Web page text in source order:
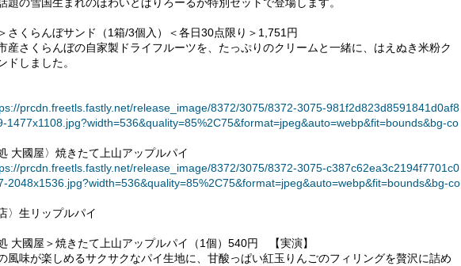
題の雪国生まれのほわいとぱりろーるが特別セットで登場します。
さくらんぼサンド（1箱/3個入）＜各日30点限り＞1,751円
産さくらんぼの自家製ドライフルーツを、たっぷりのクリームと一緒に、はえぬき米粉ク
ドしました。
prcdn.freetls.fastly.net/release_image/8372/3075/8372-3075-981f2d823d8591841d0af8
1477x1108.jpg?width=536&quality=85%2C75&format=jpeg&auto=webp&fit=bounds&bg-co
大國屋〉焼きたて上山アップルパイ
prcdn.freetls.fastly.net/release_image/8372/3075/8372-3075-c387c62ea3c2194f7701c0
2048x1536.jpg?width=536&quality=85%2C75&format=jpeg&auto=webp&fit=bounds&bg-co
〉生リップルパイ
大國屋＞焼きたて上山アップルパイ（1個）540円 【実演】
風味が楽しめるサクサクなパイ生地に、甘酸っぱい紅玉りんごのフィリングを贅沢に詰め